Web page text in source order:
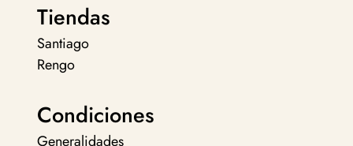
Tiendas
Santiago
Rengo
Condiciones
Generalidades